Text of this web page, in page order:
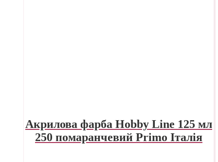
Акрилова фарба Hobby Line 125 мл
250 помаранчевий Primo Італія